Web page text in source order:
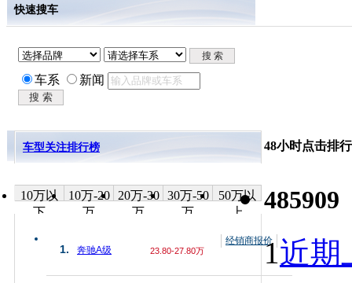
快速搜车
车系 新闻
车型关注排行榜
10万以
下
10万-20
万
20万-30
万
30万-50
万
50万以
上
1. 奔驰A级 23.80-27.80万
经销商报价
48小时点击排行
485909
1近期